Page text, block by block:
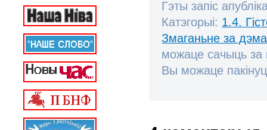
Гэты запіс
Катэгорыі: 1.4.
Змаганьне за
можаце сачыць
Вы можаце